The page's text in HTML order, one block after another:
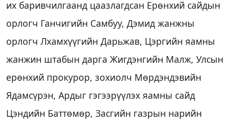
их баривчилгаанд цаазлагдсан Ерөнхий сайдын
орлогч Ганчигийн Самбуу, Дэмид жанжны
орлогч Лхамхүүгийн Дарьжав, Цэргийн яамны
жанжин штабын дарга Жигдэнгийн Малж, Улсын
ерөнхий прокурор, зохиолч Мөрдэндэвийн
Ядамсүрэн, Ардыг гэгээрүүлэх яамны сайд
Цэндийн Баттөмөр, Засгийн газрын нарийн